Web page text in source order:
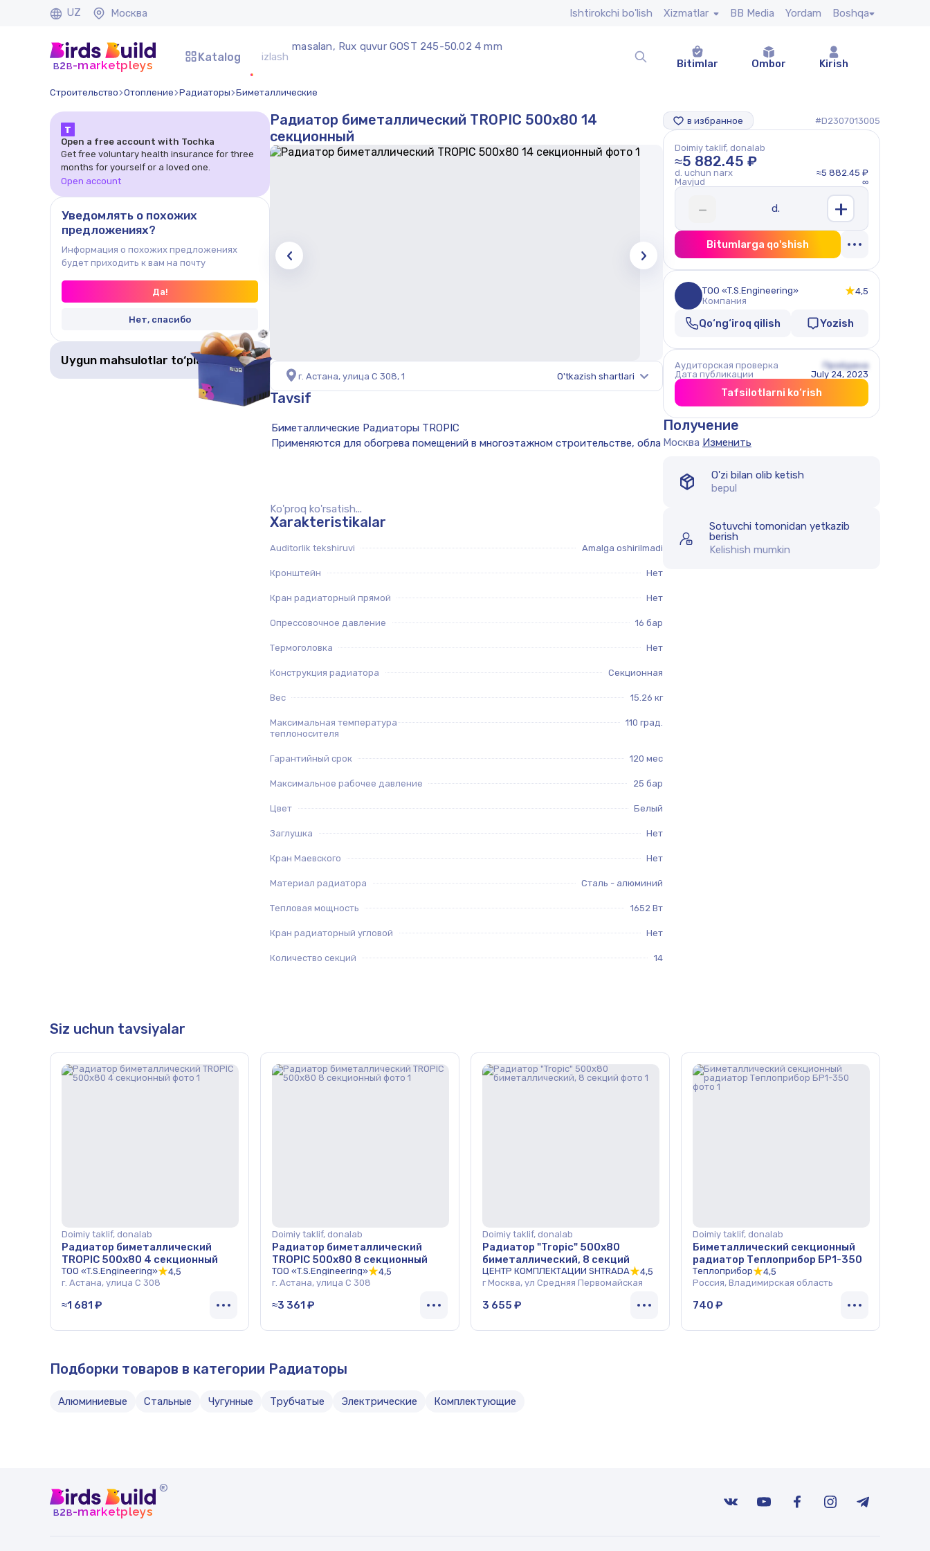
UZ Москва Ishtirokchi bo'lish Xizmatlar BB Media Yordam Boshqa
b2b-marketpleys
Katalog
masalan, Rux quvur GOST 245-50.02 4 mm
Bitimlar
Ombor Kirish
Строительство Отопление Радиаторы Биметаллические
Т
Open a free account with Tochka
Get free voluntary health insurance for three
months for yourself or a loved one.
Open account
Уведомлять о похожих
предложениях?
Информация о похожих предложениях
будет приходить к вам на почту
Да!
Нет, спасибо
Uygun mahsulotlar to‘plamini olish
Радиатор биметаллический TROPIC 500x80 14
секционный
г. Астана, улица С 308, 1 O'tkazish shartlari
Tavsif
Ko'proq ko'rsatish...
Xarakteristikalar
Auditorlik tekshiruvi Amalga oshirilmadi
Кронштейн Нет
Кран радиаторный прямой Нет
Опрессовочное давление 16 бар
Термоголовка Нет
Конструкция радиатора Секционная
Вес 15.26 кг
Максимальная температура
теплоносителя
110 град.
Гарантийный срок 120 мес
Максимальное рабочее давление 25 бар
Цвет Белый
Заглушка Нет
Кран Маевского Нет
Материал радиатора Сталь - алюминий
Тепловая мощность 1652 Вт
Кран радиаторный угловой Нет
Количество секций 14
в избранное #D2307013005
Doimiy taklif, donalab
≈5 882.45 ₽
d. uchun narx
≈5 882.45 ₽
Mavjud
∞
- d. +
Bitumlarga qo'shish
ТОО «T.S.Engineering»
4,5
Компания
Qo‘ng‘iroq qilish Yozish
Аудиторская проверка
Пройдена
Дата публикации
July 24, 2023
Tafsilotlarni ko‘rish
Получение
Москва Изменить
O'zi bilan olib ketish
bepul
Sotuvchi tomonidan yetkazib
berish
Kelishish mumkin
Siz uchun tavsiyalar
Doimiy taklif, donalab
Радиатор биметаллический
TROPIC 500x80 4 секционный
ТОО «T.S.Engineering»
4,5
г. Астана, улица С 308
≈1 681 ₽
Doimiy taklif, donalab
Радиатор биметаллический
TROPIC 500x80 8 секционный
ТОО «T.S.Engineering»
4,5
г. Астана, улица С 308
≈3 361 ₽
Doimiy taklif, donalab
Радиатор "Tropic" 500x80
биметаллический, 8 секций
ЦЕНТР КОМПЛЕКТАЦИИ SHTRADA
4,5
г Москва, ул Средняя Первомайская
3 655 ₽
Doimiy taklif, donalab
Биметаллический секционный
радиатор Теплоприбор БР1-350
Теплоприбор
4,5
Россия, Владимирская область
740 ₽
Подборки товаров в категории Радиаторы
Алюминиевые Стальные Чугунные Трубчатые Электрические Комплектующие
®
b2b-marketpleys